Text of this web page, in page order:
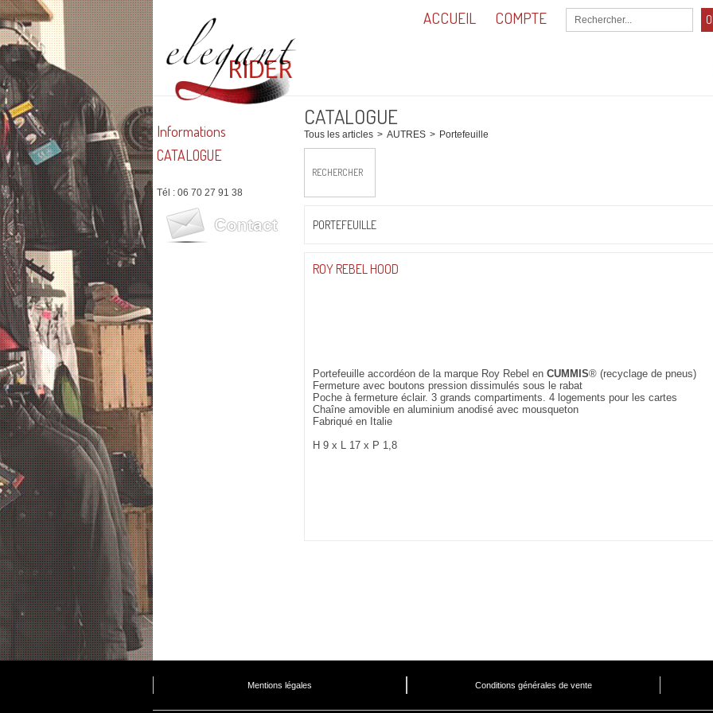
ACCUEIL COMPTE
Informations
CATALOGUE
Tél : 06 70 27 91 38
CATALOGUE
Tous les articles > AUTRES > Portefeuille
RECHERCHER
PORTEFEUILLE
ROY REBEL HOOD
Portefeuille accordéon de la marque Roy Rebel en CUMMIS® (recyclage de pneus)
Fermeture avec boutons pression dissimulés sous le rabat
Poche à fermeture éclair. 3 grands compartiments. 4 logements pour les cartes
Chaîne amovible en aluminium anodisé avec mousqueton
Fabriqué en Italie
H 9 x L 17 x P 1,8
Mentions légales Conditions générales de vente